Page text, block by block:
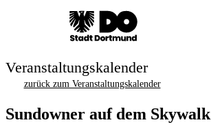
Veranstaltungskalender
zurück zum Veranstaltungskalender
Sundowner auf dem Skywalk